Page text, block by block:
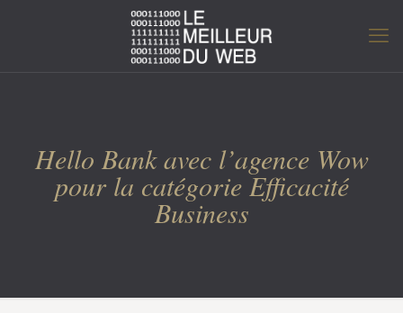
Hello Bank avec l’agence Wow
pour la catégorie Efficacité
Business